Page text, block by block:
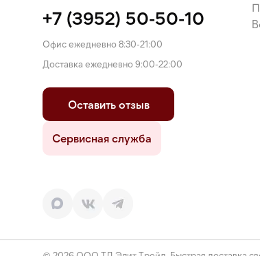
+7 (3952) 50-50-10
Офис ежедневно 8:30-21:00
Доставка ежедневно 9:00-22:00
Оставить отзыв
Сервисная служба